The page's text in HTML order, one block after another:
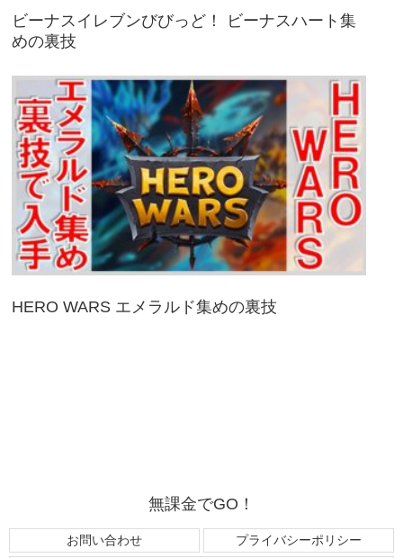
ビーナスイレブンびびっど！ ビーナスハート集
めの裏技
HERO WARS エメラルド集めの裏技
無課金でGO！
お問い合わせ プライバシーポリシー